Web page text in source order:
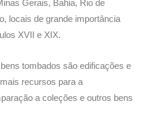
Gerais, Bahia, Rio de
locais de grande importância
XVII e XIX.
tombados são edificações e
recursos para a
a coleções e outros bens